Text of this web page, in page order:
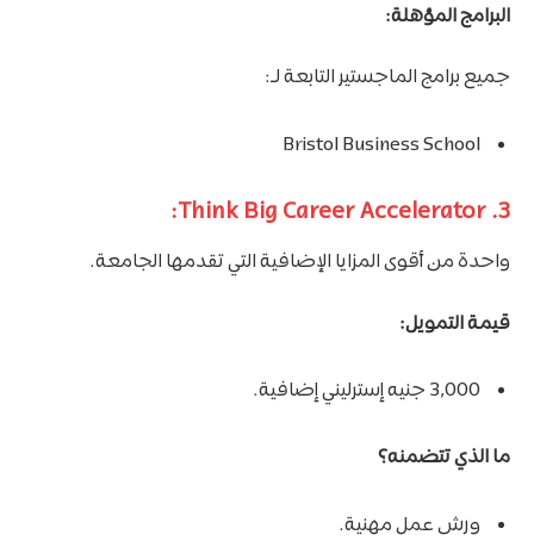
البرامج المؤهلة:
جميع برامج الماجستير التابعة لـ:
Bristol Business School
3. Think Big Career Accelerator:
واحدة من أقوى المزايا الإضافية التي تقدمها الجامعة.
قيمة التمويل:
3,000 جنيه إسترليني إضافية.
ما الذي تتضمنه؟
ورش عمل مهنية.